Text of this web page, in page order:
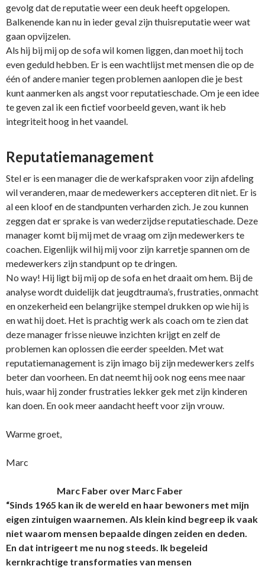
gevolg dat de reputatie weer een deuk heeft opgelopen.
Balkenende kan nu in ieder geval zijn thuisreputatie weer wat
gaan opvijzelen.
Als hij bij mij op de sofa wil komen liggen, dan moet hij toch
even geduld hebben. Er is een wachtlijst met mensen die op de
één of andere manier tegen problemen aanlopen die je best
kunt aanmerken als angst voor reputatieschade. Om je een idee
te geven zal ik een fictief voorbeeld geven, want ik heb
integriteit hoog in het vaandel.
Reputatiemanagement
Stel er is een manager die de werkafspraken voor zijn afdeling
wil veranderen, maar de medewerkers accepteren dit niet. Er is
al een kloof en de standpunten verharden zich. Je zou kunnen
zeggen dat er sprake is van wederzijdse reputatieschade. Deze
manager komt bij mij met de vraag om zijn medewerkers te
coachen. Eigenlijk wil hij mij voor zijn karretje spannen om de
medewerkers zijn standpunt op te dringen.
No way! Hij ligt bij mij op de sofa en het draait om hem. Bij de
analyse wordt duidelijk dat jeugdtrauma’s, frustraties, onmacht
en onzekerheid een belangrijke stempel drukken op wie hij is
en wat hij doet. Het is prachtig werk als coach om te zien dat
deze manager frisse nieuwe inzichten krijgt en zelf de
problemen kan oplossen die eerder speelden. Met wat
reputatiemanagement is zijn imago bij zijn medewerkers zelfs
beter dan voorheen. En dat neemt hij ook nog eens mee naar
huis, waar hij zonder frustraties lekker gek met zijn kinderen
kan doen. En ook meer aandacht heeft voor zijn vrouw.
Warme groet,
Marc
Marc Faber over Marc Faber
“Sinds 1965 kan ik de wereld en haar bewoners met mijn
eigen zintuigen waarnemen. Als klein kind begreep ik vaak
niet waarom mensen bepaalde dingen zeiden en deden.
En dat intrigeert me nu nog steeds. Ik begeleid
kernkrachtige transformaties van mensen